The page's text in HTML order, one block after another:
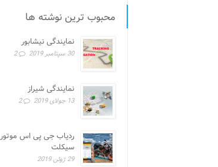
محبوب ترین نوشته ها
نمایندگی نیشابور
30 سپتامبر 2019 2
نمایندگی شیراز
13 جولای 2019 2
ردیاب جی پی اس موتور
سیکلت
29 ژوئن 2019